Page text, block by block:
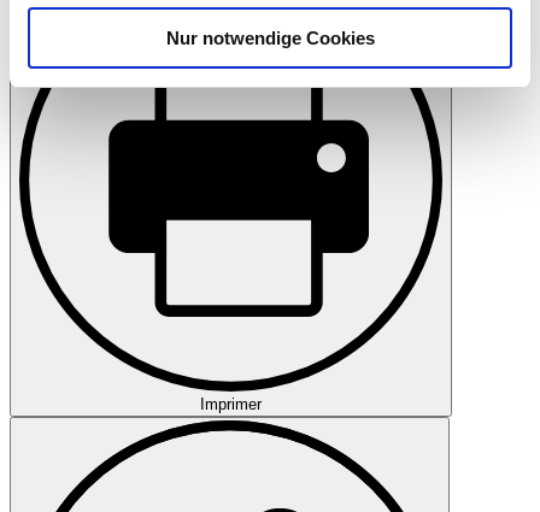
analysieren. Außerdem geben wir Informationen zu Ihrer
Verwendung unserer Website an unsere Partner für
soziale Medien, Werbung und Analysen weiter. Unsere
Partner führen diese Informationen möglicherweise mit
weiteren Daten zusammen, die Sie ihnen bereitgestellt
haben oder die sie im Rahmen Ihrer Nutzung der Dienste
gesammelt haben.
Nur notwendige Cookies
Imprimer